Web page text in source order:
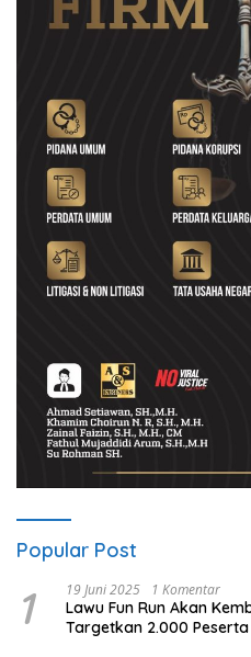
Popular Post
1 19 Juni 2025 1 Komentar
Lawu Fun Run Akan
Targetkan 2.000 Peserta